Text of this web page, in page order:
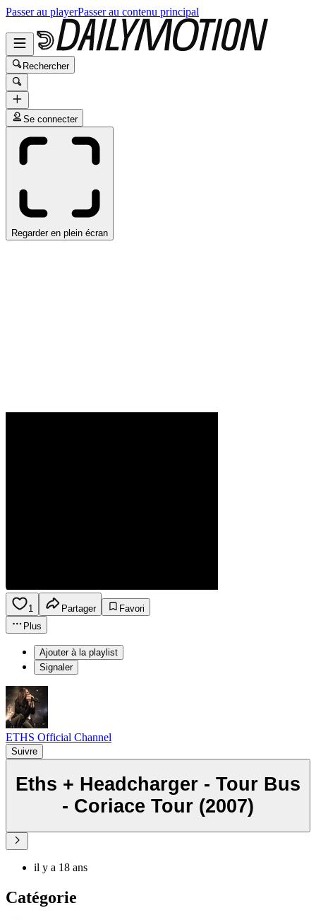
Passer au playerPasser au contenu principal
Rechercher
Se connecter
Regarder en plein écran
1 Partager
Favori
Plus
Ajouter à la playlist
Signaler
ETHS Official Channel
Suivre
Eths + Headcharger - Tour Bus
- Coriace Tour (2007)
il y a 18 ans
Catégorie